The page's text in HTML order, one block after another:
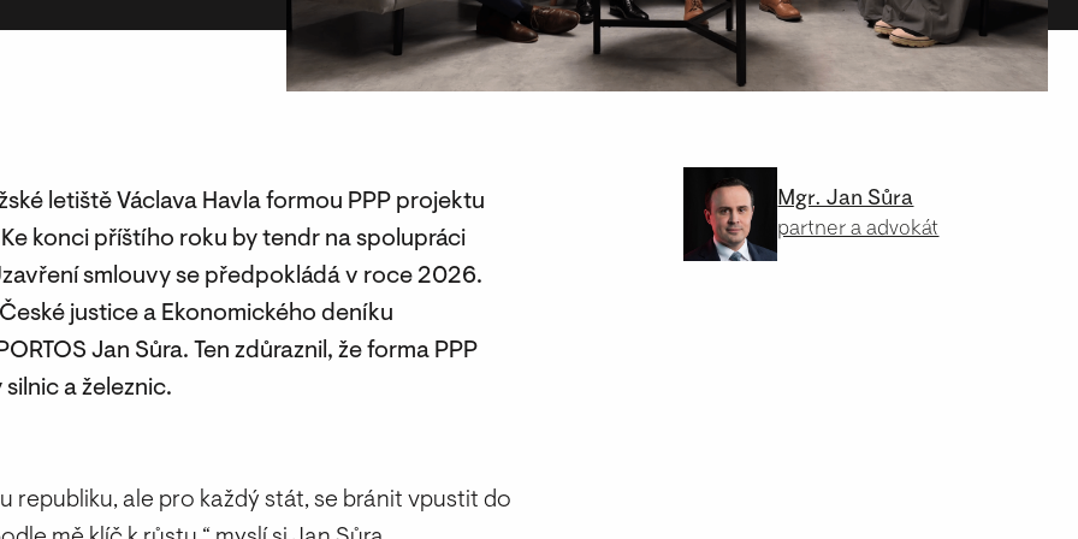
letiště Václava Havla formou PPP projektu
konci příštího roku by tendr na spolupráci
smlouvy se předpokládá v roce 2026.
justice a Ekonomického deníku
Jan Sůra. Ten zdůraznil, že forma PPP
a železnic.
ale pro každý stát, se bránit vpustit do
Mgr. Jan Sůra
partner a advokát